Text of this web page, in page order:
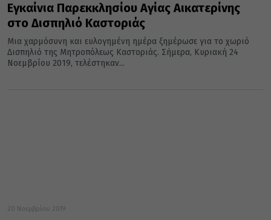
Εγκαίνια Παρεκκλησίου Αγίας Αικατερίνης
στο Δισπηλιό Καστοριάς
Μια χαρμόσυνη και ευλογημένη ημέρα ξημέρωσε για το χωριό
Δισπηλιό της Μητροπόλεως Καστοριάς. Σήμερα, Κυριακή 24
Νοεμβρίου 2019, τελέστηκαν...
20 Νοεμβρίου 2019